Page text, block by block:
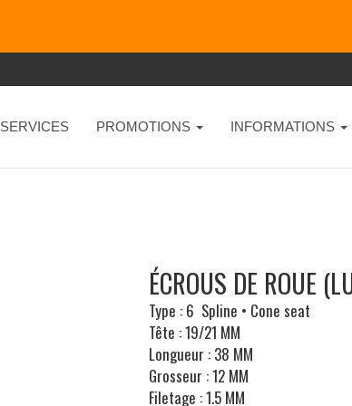
SERVICES PROMOTIONS INFORMATIONS
ÉCROUS DE ROUE
Type : 6 Spline • Cone seat
Tête : 19/21 MM
Longueur : 38 MM
Grosseur : 12 MM
Filetage : 1.5 MM